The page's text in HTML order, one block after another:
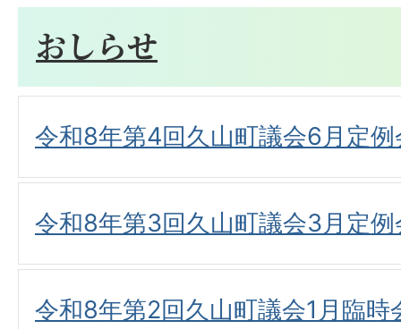
おしらせ
令和8年第4回久山町議会6月定
令和8年第3回久山町議会3月定
令和8年第2回久山町議会1月臨